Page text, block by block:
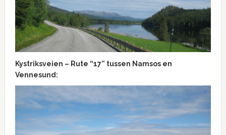
Kystriksveien – Rute “17” tussen Namsos en
Vennesund: